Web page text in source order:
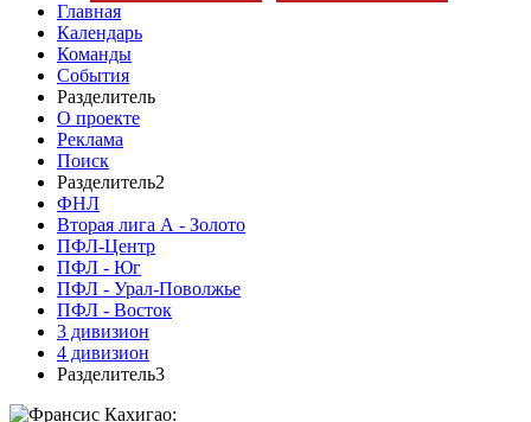
Главная
Календарь
Команды
События
Разделитель
О проекте
Реклама
Поиск
Разделитель2
ФНЛ
Вторая лига А - Золото
ПФЛ-Центр
ПФЛ - Юг
ПФЛ - Урал-Поволжье
ПФЛ - Восток
3 дивизион
4 дивизион
Разделитель3